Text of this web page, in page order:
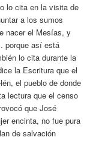
lo cita en la visita de
a los sumos
nacer el Mesías, y
porque así está
lo cita durante la
la Escritura que el
el pueblo de donde
lectura que el censo
que José
encinta, no fue pura
de salvación